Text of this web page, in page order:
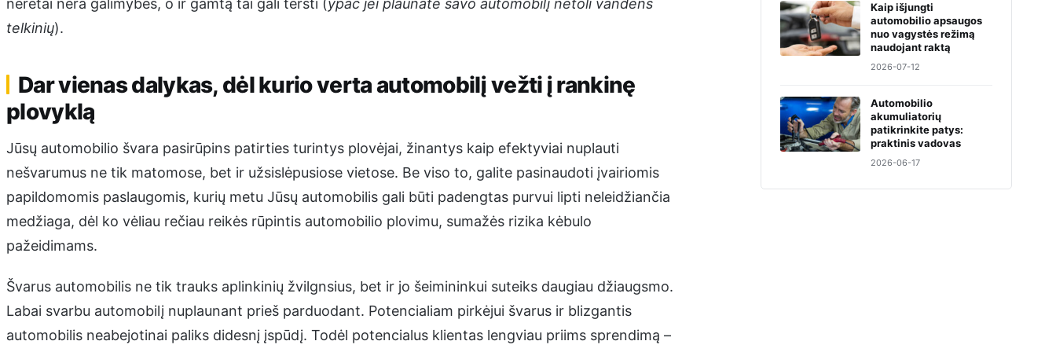
neretai nėra galimybės, o ir gamtą tai gali teršti (ypač jei plaunate savo automobilį netoli vandens
telkinių).
Dar vienas dalykas, dėl kurio verta automobilį vežti į rankinę
plovyklą
Jūsų automobilio švara pasirūpins patirties turintys plovėjai, žinantys kaip efektyviai nuplauti
nešvarumus ne tik matomose, bet ir užsislėpusiose vietose. Be viso to, galite pasinaudoti įvairiomis
papildomomis paslaugomis, kurių metu Jūsų automobilis gali būti padengtas purvui lipti neleidžiančia
medžiaga, dėl ko vėliau rečiau reikės rūpintis automobilio plovimu, sumažės rizika kėbulo
pažeidimams.
Švarus automobilis ne tik trauks aplinkinių žvilgnsius, bet ir jo šeimininkui suteiks daugiau džiaugsmo.
Labai svarbu automobilį nuplaunant prieš parduodant. Potencialiam pirkėjui švarus ir blizgantis
automobilis neabejotinai paliks didesnį įspūdį. Todėl potencialus klientas lengviau priims sprendimą –
Kaip išjungti
automobilio apsaugos
nuo vagystės režimą
naudojant raktą
2026-07-12
Automobilio
akumuliatorių
patikrinkite patys:
praktinis vadovas
2026-06-17